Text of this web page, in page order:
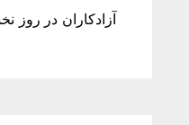
آزادكاران در روز